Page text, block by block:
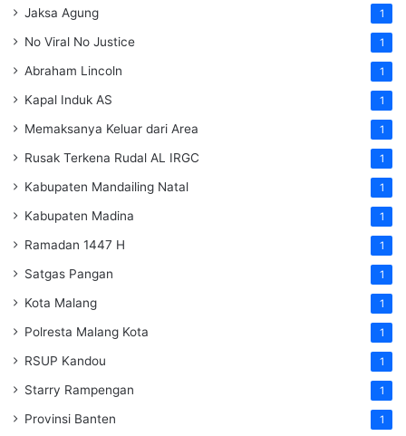
Jaksa Agung 1
No Viral No Justice 1
Abraham Lincoln 1
Kapal Induk AS 1
Memaksanya Keluar dari Area 1
Rusak Terkena Rudal AL IRGC 1
Kabupaten Mandailing Natal 1
Kabupaten Madina 1
Ramadan 1447 H 1
Satgas Pangan 1
Kota Malang 1
Polresta Malang Kota 1
RSUP Kandou 1
Starry Rampengan 1
Provinsi Banten 1